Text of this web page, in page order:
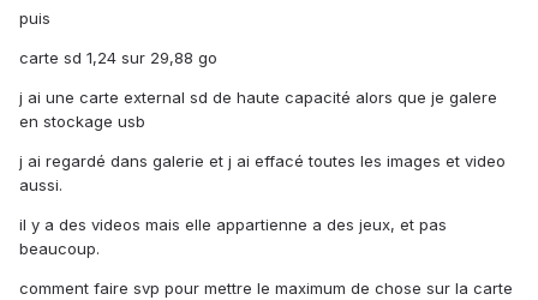
puis
carte sd 1,24 sur 29,88 go
j ai une carte external sd de haute capacité alors que je galere
en stockage usb
j ai regardé dans galerie et j ai effacé toutes les images et video
aussi.
il y a des videos mais elle appartienne a des jeux, et pas
beaucoup.
comment faire svp pour mettre le maximum de chose sur la carte